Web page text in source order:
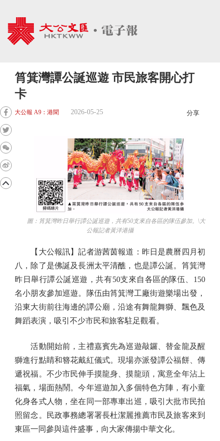
筲箕灣譚公誕巡遊 市民旅客開心打
卡
大公報 A9：港聞 2026-05-25 分享
圖：筲箕灣昨日舉行譚公誕巡遊，共有50支來自各區的隊伍參加。\大
公報記者黃洋港攝
【大公報訊】記者游茜茵報道：昨日是農曆四月初
八，除了是佛誕及長洲太平清醮，也是譚公誕。筲箕灣
昨日舉行譚公誕巡遊，共有50支來自各區的隊伍、150
名小朋友參加巡遊。隊伍由筲箕灣工廠街遊樂場出發，
沿東大街前往海邊的譚公廟，沿途有舞龍舞獅、飄色及
舞蹈表演，吸引不少市民和旅客駐足觀看。
活動開始前，主禮嘉賓先為巡遊敲鑼、替金龍及醒
獅進行點睛和簪花戴紅儀式。現場亦派發譚公福餅、傳
遞祝福。不少市民伸手摸龍身、摸龍頭，寓意全年沾上
福氣，場面熱鬧。今年巡遊加入多個特色方陣，有小童
化身各式人物，坐在同一部專車出巡，吸引大批市民拍
照留念。民政事務總署署長杜潔麗推薦市民及旅客來到
東區一同參與這件盛事，向大家傳揚中華文化。